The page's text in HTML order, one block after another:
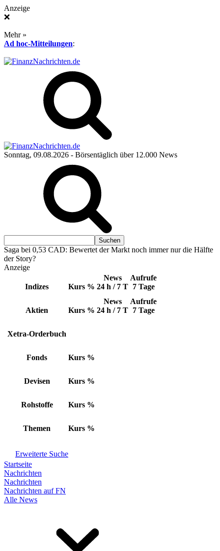
Anzeige
❌
Mehr »
Ad hoc-Mitteilungen:
Sonntag, 09.08.2026 - Börsentäglich über 12.000 News
Saga bei 0,53 CAD: Bewertet der Markt noch immer nur die Hälfte
der Story?
Anzeige
Indizes Kurs %
News
24 h / 7 T
Aufrufe
7 Tage
Aktien Kurs %
News
24 h / 7 T
Aufrufe
7 Tage
Xetra-Orderbuch
Fonds Kurs %
Devisen Kurs %
Rohstoffe Kurs %
Themen Kurs %
Erweiterte Suche
Startseite
Nachrichten
Nachrichten
Nachrichten auf FN
Alle News